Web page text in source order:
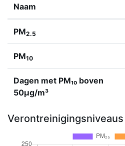
Naam
PM2.5
PM10
Dagen met PM₁₀ boven
50µg/m³